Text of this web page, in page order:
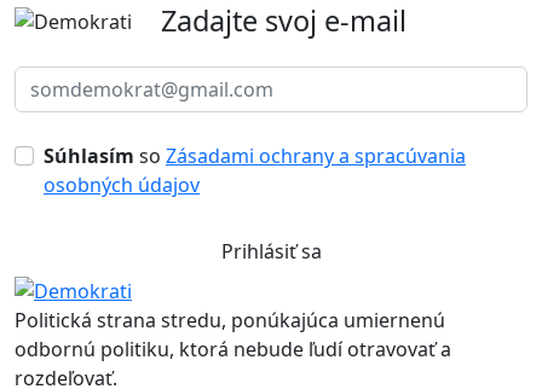
Zadajte svoj e-mail
Súhlasím so Zásadami ochrany a spracúvania
osobných údajov
Prihlásiť sa
Politická strana stredu, ponúkajúca umiernenú
odbornú politiku, ktorá nebude ľudí otravovať a
rozdeľovať.